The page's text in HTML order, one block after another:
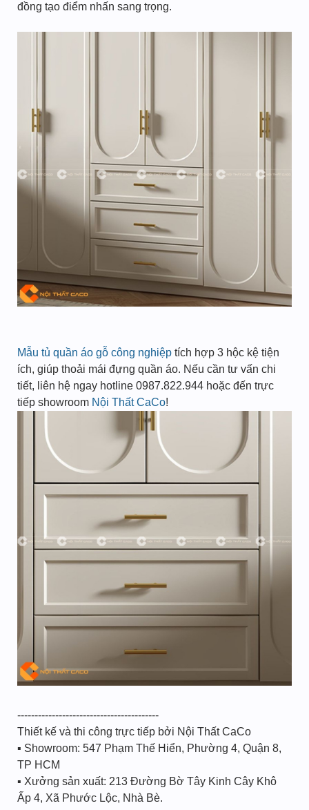
đồng tạo điểm nhấn sang trọng.
Mẫu tủ quần áo gỗ công nghiệp tích hợp 3 hộc kệ tiện
ích, giúp thoải mái đựng quần áo. Nếu cần tư vấn chi
tiết, liên hệ ngay hotline 0987.822.944 hoặc đến trực
tiếp showroom Nội Thất CaCo!
-----------------------------------------
Thiết kế và thi công trực tiếp bởi Nội Thất CaCo
▪ Showroom: 547 Phạm Thế Hiển, Phường 4, Quận 8,
TP HCM
▪ Xưởng sản xuất: 213 Đường Bờ Tây Kinh Cây Khô
Ấp 4, Xã Phước Lộc, Nhà Bè.